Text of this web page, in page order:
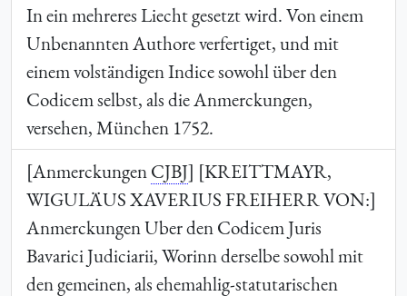
In ein mehreres Liecht gesetzt wird. Von einem
Unbenannten Authore verfertiget, und mit
einem volständigen Indice sowohl über den
Codicem selbst, als die Anmerckungen,
versehen, München 1752.
[AnmerckungenCJBJ] [KREITTMAYR,
WIGULÄUS XAVERIUS FREIHERR VON:]
Anmerckungen Uber den Codicem Juris
Bavarici Judiciarii, Worinn derselbe sowohl mit
den gemeinen, als ehemahlig-statutarischen